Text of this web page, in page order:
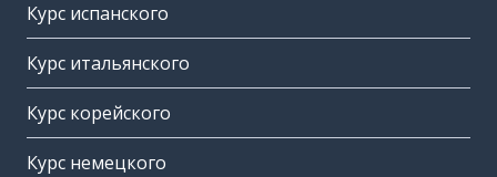
Курс испанского
Курс итальянского
Курс корейского
Курс немецкого